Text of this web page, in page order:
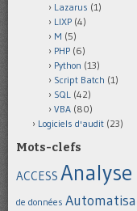
Lazarus (1)
LIXP (4)
M (5)
PHP (6)
Python (13)
Script Batch (1)
SQL (42)
VBA (80)
Logiciels d'audit (23)
Mots-clefs
ACCESS
de données